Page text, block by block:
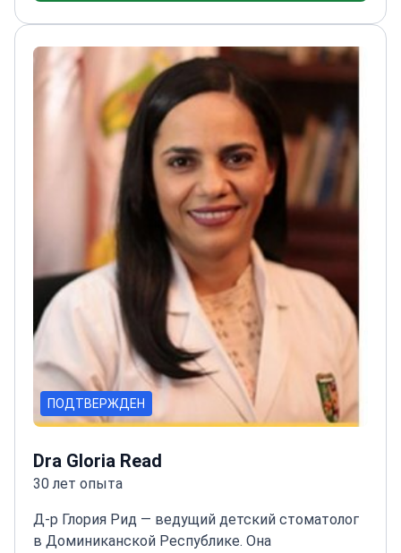
стоматологии
ПОДТВЕРЖДЕН
Dra Gloria Read
30 лет опыта
Д-р Глория Рид — ведущий детский стоматолог
в Доминиканской Республике. Она